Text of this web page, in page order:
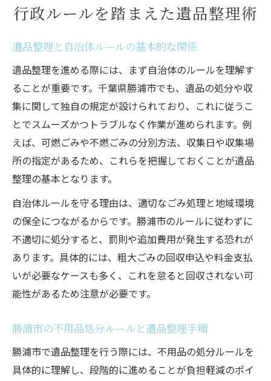
行政ルールを踏まえた遺品整理術
遺品整理と自治体ルールの基本的な関係
遺品整理を進める際には、まず自治体のルールを理解す
ることが重要です。千葉県勝浦市でも、遺品の処分や収
集に関して独自の規定が設けられており、これに従うこ
とでスムーズかつトラブルなく作業が進められます。例
えば、可燃ごみや不燃ごみの分別方法、収集日や収集場
所の指定があるため、これらを把握しておくことが遺品
整理の基本となります。
自治体ルールを守る理由は、適切なごみ処理と地域環境
の保全につながるからです。勝浦市のルールに従わずに
不適切に処分すると、罰則や追加費用が発生する恐れが
あります。具体的には、粗大ごみの回収申込や料金支払
いが必要なケースも多く、これを怠ると回収されない可
能性があるため注意が必要です。
勝浦市の不用品処分ルールと遺品整理手順
勝浦市で遺品整理を行う際には、不用品の処分ルールを
具体的に理解し、段階的に進めることが負担軽減のポイ